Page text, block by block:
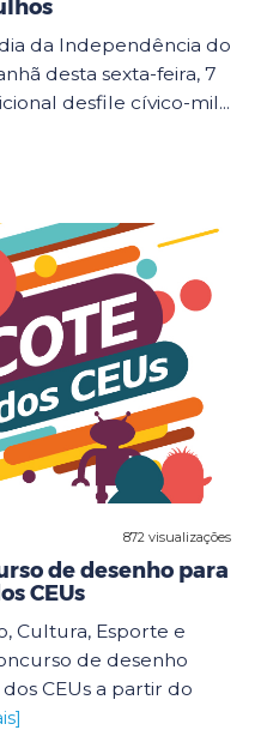
da Independência do
desta sexta-feira, 7
desfile cívico-mil...
872 visualizações
de desenho para
CEUs
Cultura, Esporte e
de desenho
CEUs a partir do